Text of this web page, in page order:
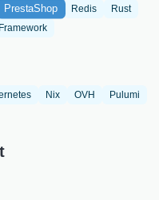
PrestaShop Redis
Rust
Nix OVH
Pulumi